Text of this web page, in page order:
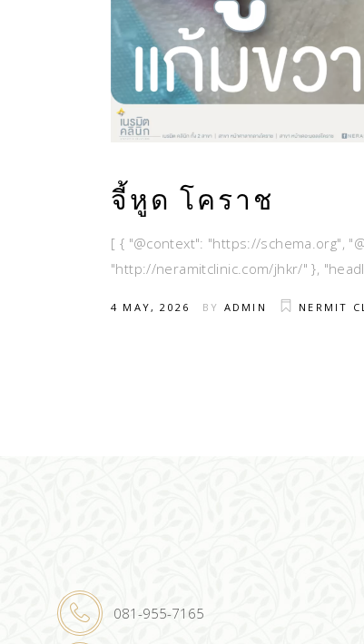
จี้หูด โคราช
[ { "@context": "https://schema.org",
"http://neramitclinic.com/jhkr/" },
4 MAY, 2026 BY ADMIN NERMIT
081-955-7165